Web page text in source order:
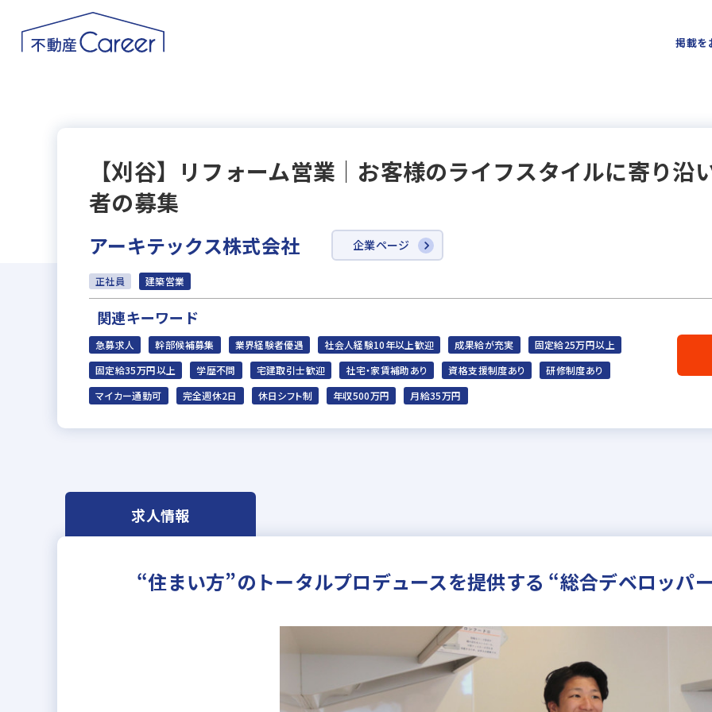
掲載を
【刈谷】リフォーム営業｜お客様のライフスタイルに寄り沿
者の募集
アーキテックス株式会社 企業ページ
正社員 建築営業
関連キーワード
急募求人 幹部候補募集 業界経験者優遇 社会人経験10年以上歓迎 成果給が充実
固定給25万円以上
固定給35万円以上
学歴不問 宅建取引士歓迎 社宅・家賃補助あり 資格支援制度あり
研修制度あり
マイカー通勤可
完全週休2日 休日シフト制 年収500万円 月給35万円
求人情報
“住まい方”のトータルプロデュースを提供する “総合デベロッパ